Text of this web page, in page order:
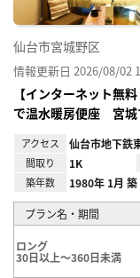
仙台市宮城野区
情報更新日 2026/08/02
【インターネット無
で温水暖房便座 宮城
アクセス 仙台市地下鉄
間取り 1K
築年数 1980年 1月 築
プラン名・期間
ロング
30日以上～360日未満